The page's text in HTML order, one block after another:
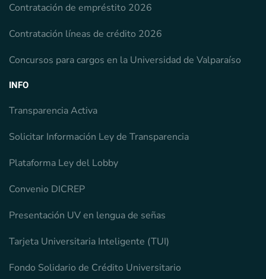
Contratación de empréstito 2026
Contratación líneas de crédito 2026
Concursos para cargos en la Universidad de Valparaíso
INFO
Transparencia Activa
Solicitar Información Ley de Transparencia
Plataforma Ley del Lobby
Convenio DICREP
Presentación UV en lengua de señas
Tarjeta Universitaria Inteligente (TUI)
Fondo Solidario de Crédito Universitario